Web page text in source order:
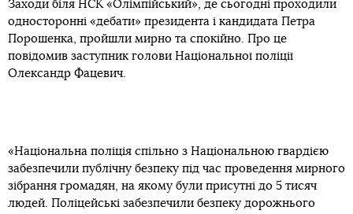
Заходи біля НСК «Олімпійський», де сьогодні проходили
односторонні «дебати» президента і кандидата Петра
Порошенка, пройшли мирно та спокійно. Про це
повідомив заступник голови Національної поліції
Олександр Фацевич.
«Національна поліція спільно з Національною гвардією
забезпечили публічну безпеку під час проведення мирного
зібрання громадян, на якому були присутні до 5 тисяч
людей. Поліцейські забезпечили безпеку дорожнього